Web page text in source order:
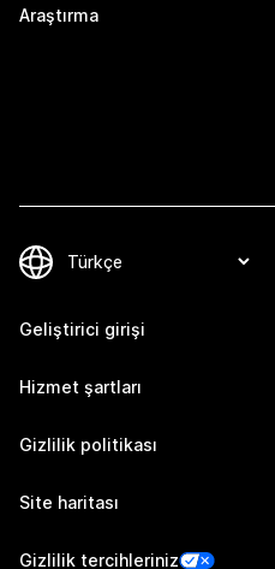
Araştırma
Geliştirici girişi
Hizmet şartları
Gizlilik politikası
Site haritası
Gizlilik tercihleriniz